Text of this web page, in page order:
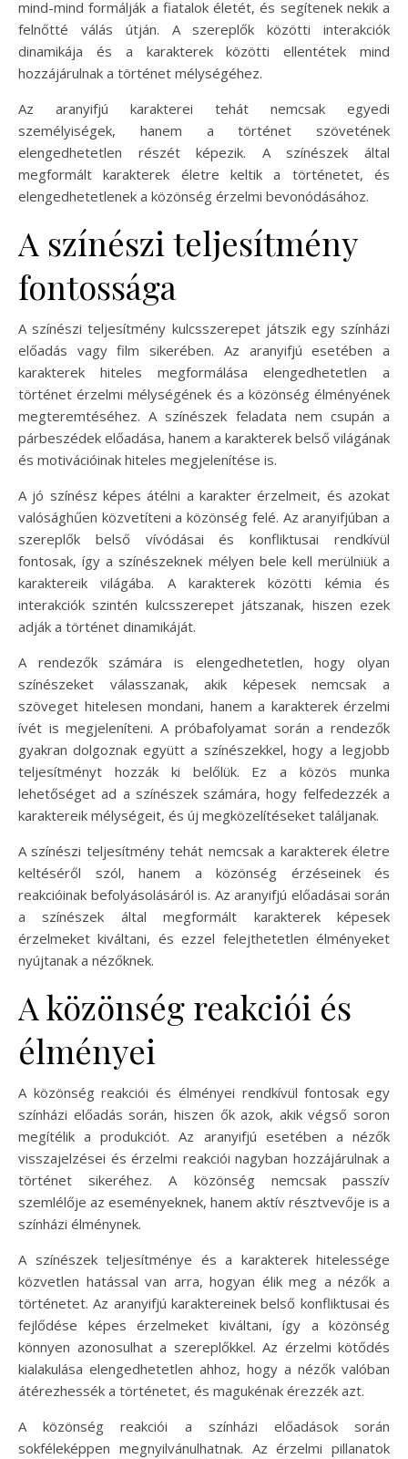
mind-mind formálják a fiatalok életét, és segítenek nekik a
felnőtté válás útján. A szereplők közötti interakciók
dinamikája és a karakterek közötti ellentétek mind
hozzájárulnak a történet mélységéhez.
Az aranyifjú karakterei tehát nemcsak egyedi
személyiségek, hanem a történet szövetének
elengedhetetlen részét képezik. A színészek által
megformált karakterek életre keltik a történetet, és
elengedhetetlenek a közönség érzelmi bevonódásához.
A színészi teljesítmény
fontossága
A színészi teljesítmény kulcsszerepet játszik egy színházi
előadás vagy film sikerében. Az aranyifjú esetében a
karakterek hiteles megformálása elengedhetetlen a
történet érzelmi mélységének és a közönség élményének
megteremtéséhez. A színészek feladata nem csupán a
párbeszédek előadása, hanem a karakterek belső világának
és motivációinak hiteles megjelenítése is.
A jó színész képes átélni a karakter érzelmeit, és azokat
valósághűen közvetíteni a közönség felé. Az aranyifjúban a
szereplők belső vívódásai és konfliktusai rendkívül
fontosak, így a színészeknek mélyen bele kell merülniük a
karaktereik világába. A karakterek közötti kémia és
interakciók szintén kulcsszerepet játszanak, hiszen ezek
adják a történet dinamikáját.
A rendezők számára is elengedhetetlen, hogy olyan
színészeket válasszanak, akik képesek nemcsak a
szöveget hitelesen mondani, hanem a karakterek érzelmi
ívét is megjeleníteni. A próbafolyamat során a rendezők
gyakran dolgoznak együtt a színészekkel, hogy a legjobb
teljesítményt hozzák ki belőlük. Ez a közös munka
lehetőséget ad a színészek számára, hogy felfedezzék a
karaktereik mélységeit, és új megközelítéseket találjanak.
A színészi teljesítmény tehát nemcsak a karakterek életre
keltéséről szól, hanem a közönség érzéseinek és
reakcióinak befolyásolásáról is. Az aranyifjú előadásai során
a színészek által megformált karakterek képesek
érzelmeket kiváltani, és ezzel felejthetetlen élményeket
nyújtanak a nézőknek.
A közönség reakciói és
élményei
A közönség reakciói és élményei rendkívül fontosak egy
színházi előadás során, hiszen ők azok, akik végső soron
megítélik a produkciót. Az aranyifjú esetében a nézők
visszajelzései és érzelmi reakciói nagyban hozzájárulnak a
történet sikeréhez. A közönség nemcsak passzív
szemlélője az eseményeknek, hanem aktív résztvevője is a
színházi élménynek.
A színészek teljesítménye és a karakterek hitelessége
közvetlen hatással van arra, hogyan élik meg a nézők a
történetet. Az aranyifjú karaktereinek belső konfliktusai és
fejlődése képes érzelmeket kiváltani, így a közönség
könnyen azonosulhat a szereplőkkel. Az érzelmi kötődés
kialakulása elengedhetetlen ahhoz, hogy a nézők valóban
átérezhessék a történetet, és magukénak érezzék azt.
A közönség reakciói a színházi előadások során
sokféleképpen megnyilvánulhatnak. Az érzelmi pillanatok